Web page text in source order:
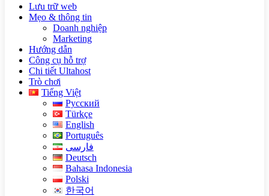
Lưu trữ web
Mẹo & thông tin
Doanh nghiệp
Marketing
Hướng dẫn
Công cụ hỗ trợ
Chi tiết Ultahost
Trò chơi
Tiếng Việt
Русский
Türkçe
English
Português
فارسی
Deutsch
Bahasa Indonesia
Polski
한국어